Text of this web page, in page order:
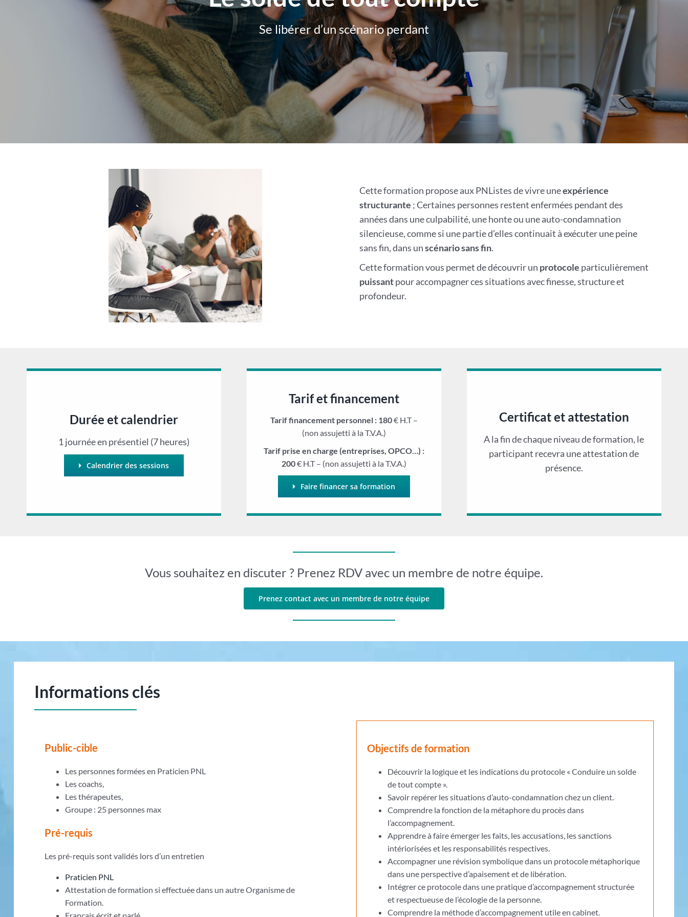
Se libérer d’un scénario perdant
Cette formation propose aux PNListes de vivre uneexpérience
structurante ; Certaines personnes restent enfermées pendant des
années dans une culpabilité, une honte ou une auto-condamnation
silencieuse, comme si une partie d’elles continuait à exécuter une peine
sans fin, dans unscénario sans fin.
Cette formation vous permet de découvrir un protocole particulièrement
puissantpour accompagner ces situations avec finesse, structure et
profondeur.
Durée et calendrier
1 journée en présentiel (7 heures)
Calendrier des sessions
Tarif et financement
Tarif financement personnel : 180€ H.T –
(non assujetti à la T.V.A.)
Tarif prise en charge (entreprises, OPCO…) :
200€ H.T – (non assujetti à la T.V.A.)
Faire financer sa formation
Certificat et attestation
A la fin de chaque niveau de formation, le
participant recevra une attestation de
présence.
Vous souhaitez en discuter ? Prenez RDV avec un membre de notre équipe.
Prenez contact avec un membre de notre équipe
Informations clés
Public-cible
Les personnes formées en Praticien PNL
Les coachs,
Les thérapeutes,
Groupe : 25 personnes max
Pré-requis
Les pré-requis sont validés lors d’un entretien
Praticien PNL
Attestation de formation si effectuée dans un autre Organisme de
Formation.
Objectifs de formation
Découvrir la logique et les indications du protocole « Conduire un solde
de tout compte ».
Savoir repérer les situations d’auto-condamnation chez un client.
Comprendre la fonction de la métaphore du procès dans
l’accompagnement.
Apprendre à faire émerger les faits, les accusations, les sanctions
intériorisées et les responsabilités respectives.
Accompagner une révision symbolique dans un protocole métaphorique
dans une perspective d’apaisement et de libération.
Intégrer ce protocole dans une pratique d’accompagnement structurée
et respectueuse de l’écologie de la personne.
Comprendre la méthode d’accompagnement utile en cabinet.